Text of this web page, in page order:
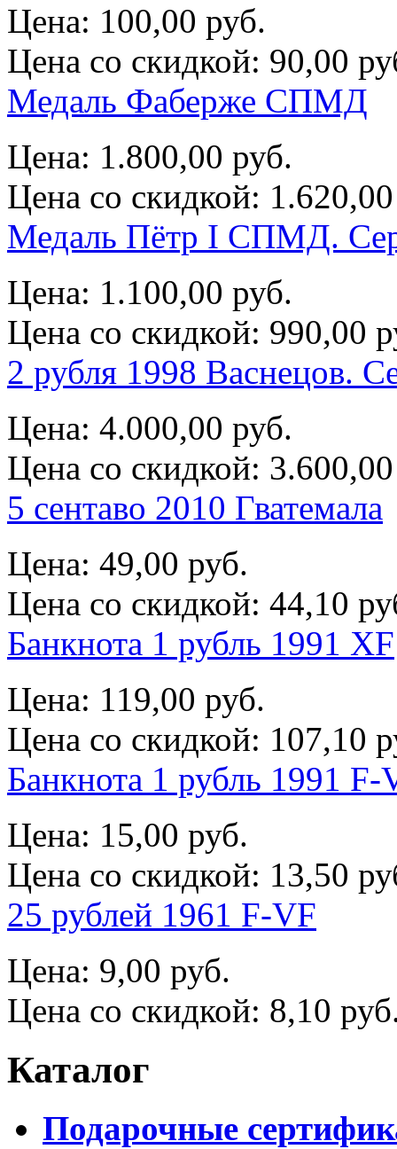
Цена: 100,00 руб.
Цена со скидкой: 90,00
Медаль Фаберже СПМД
Цена: 1.800,00 руб.
Цена со скидкой:
Медаль Пётр I СПМД.
Цена: 1.100,00 руб.
Цена со скидкой: 990,00
2 рубля 1998 Васнецов.
Цена: 4.000,00 руб.
Цена со скидкой:
5 сентаво 2010 Гватемала
Цена: 49,00 руб.
Цена со скидкой: 44,10
Банкнота 1 рубль 1991 XF
Цена: 119,00 руб.
Цена со скидкой: 107,10
Банкнота 1 рубль 1991 F-
Цена: 15,00 руб.
Цена со скидкой: 13,50
25 рублей 1961 F-VF
Цена: 9,00 руб.
Цена со скидкой: 8,10
Каталог
Подарочные